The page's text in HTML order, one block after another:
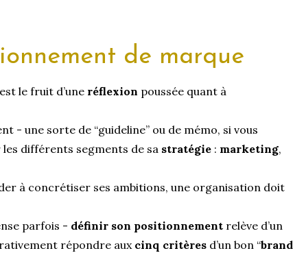
de marque
est le fruit d’une réflexion poussée quant à
- une sorte de “guideline” ou de mémo, si vous
différents segments de sa stratégie : marketing,
à concrétiser ses ambitions, une organisation doit
parfois - définir son positionnement relève d’un
répondre aux cinq critères d’un bon “brand